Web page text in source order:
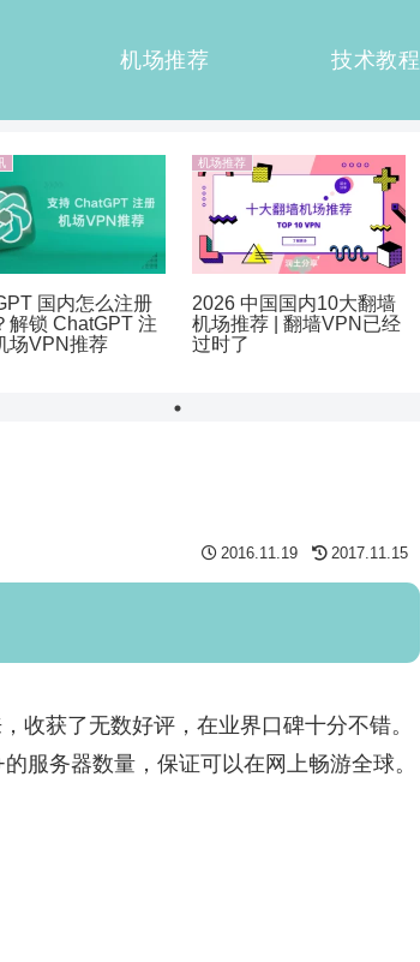
机场推荐 技术教程
国内怎么注册
解锁 ChatGPT 注
场VPN推荐
机场推荐
2026 中国国内10大翻墙
机场推荐 | 翻墙VPN已经
过时了
2016.11.19 2017.11.15
收获了无数好评，在业界口碑十分不错。
服务器数量，保证可以在网上畅游全球。